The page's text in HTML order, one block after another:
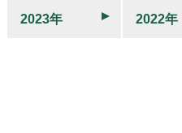
2023年 2022年